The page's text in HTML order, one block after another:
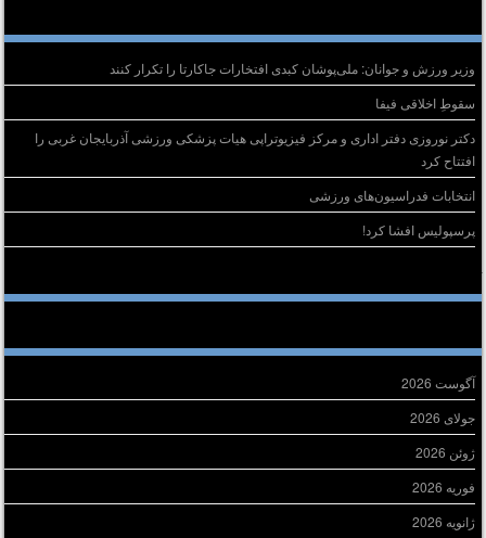
وزیر ورزش و جوانان: ملی‌پوشان کبدی افتخارات جاکارتا را تکرار کنند
سقوطِ اخلاقی فیفا
دکتر نوروزی دفتر اداری و مرکز فیزیوتراپی هیات پزشکی ورزشی آذربایجان غربی را
افتتاح کرد
انتخابات فدراسیون‌های ورزشی
پرسپولیس افشا کرد!
دیدگاه‌ها
آگوست 2026
جولای 2026
ژوئن 2026
فوریه 2026
ژانویه 2026